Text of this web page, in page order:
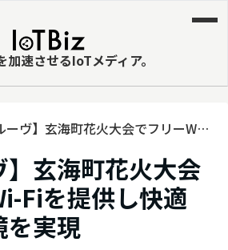
加速させるIoTメディア。
ーヴ】玄海町花火大会でフリーWi-
】玄海町花火大会
Fiを提供し快適
を実現